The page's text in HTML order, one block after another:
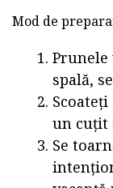
Mod de
Prunele
spală,
un cuțit
Se